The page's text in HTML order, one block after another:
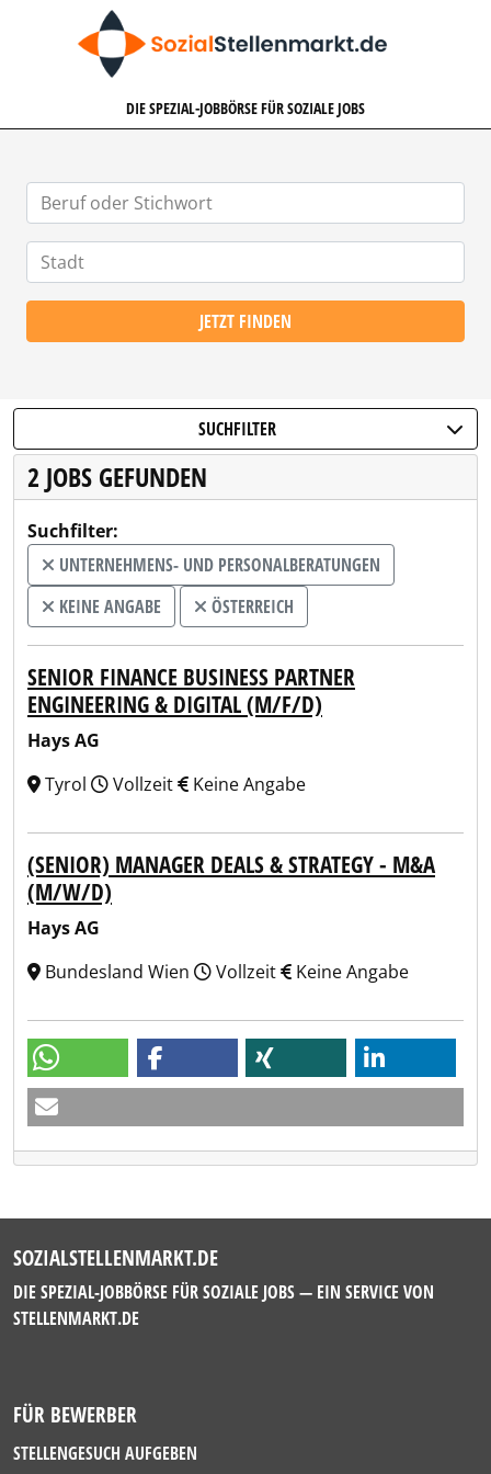
DIE SPEZIAL-JOBBÖRSE FÜR SOZIALE JOBS
JETZT FINDEN
SUCHFILTER
2 JOBS GEFUNDEN
Suchfilter:
UNTERNEHMENS- UND PERSONALBERATUNGEN
KEINE ANGABE
ÖSTERREICH
SENIOR FINANCE BUSINESS PARTNER
ENGINEERING & DIGITAL (M/F/D)
Hays AG
Tyrol
Vollzeit Keine Angabe
(SENIOR) MANAGER DEALS & STRATEGY - M&A
(M/W/D)
Hays AG
Bundesland Wien
Vollzeit Keine Angabe
SOZIALSTELLENMARKT.DE
DIE SPEZIAL-JOBBÖRSE FÜR SOZIALE JOBS — EIN SERVICE VON
STELLENMARKT.DE
FÜR BEWERBER
STELLENGESUCH AUFGEBEN